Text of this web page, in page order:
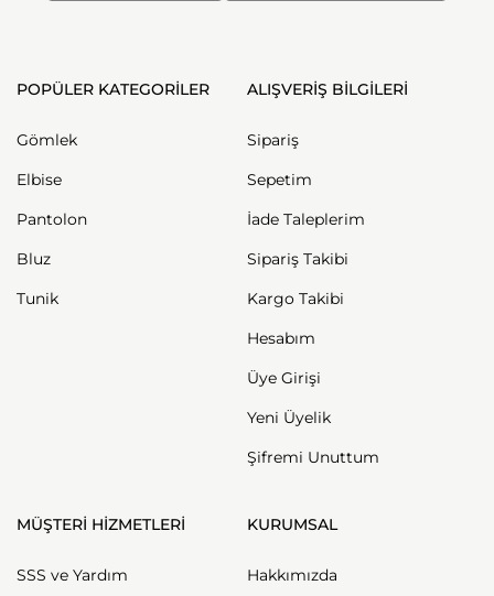
POPÜLER KATEGORİLER
Gömlek
Elbise
Pantolon
Bluz
Tunik
ALIŞVERİŞ BİLGİLERİ
Sipariş
Sepetim
İade Taleplerim
Sipariş Takibi
Kargo Takibi
Hesabım
Üye Girişi
Yeni Üyelik
Şifremi Unuttum
MÜŞTERİ HİZMETLERİ
SSS ve Yardım
KURUMSAL
Hakkımızda